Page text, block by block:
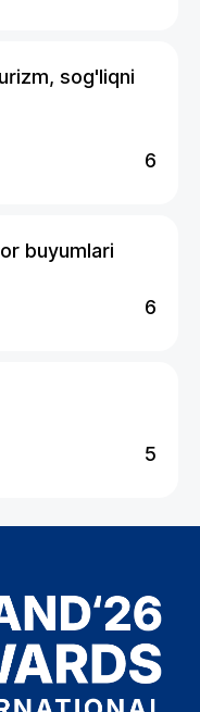
sog'liqni
6
buyumlari
6
5